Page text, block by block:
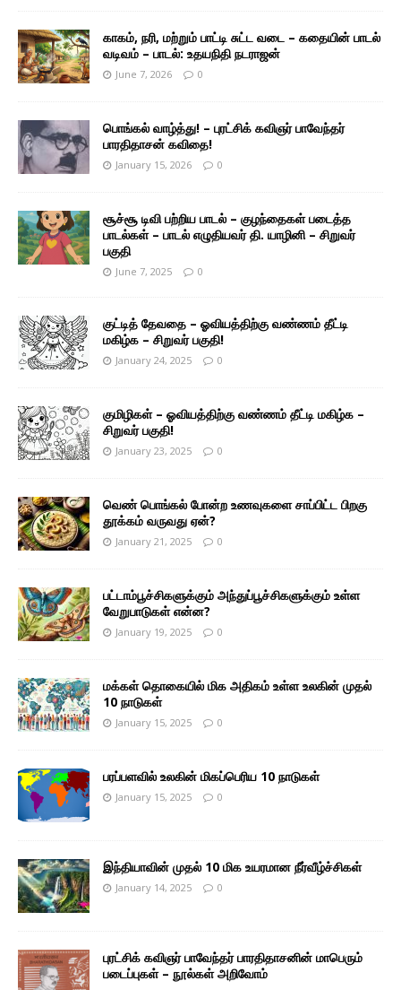
காகம், நரி, மற்றும் பாட்டி சுட்ட வடை – கதையின் பாடல்
வடிவம் – பாடல்: உதயநிதி நடராஜன்
June 7, 2026 0
பொங்கல் வாழ்த்து! – புரட்சிக் கவிஞர் பாவேந்தர்
பாரதிதாசன் கவிதை!
January 15, 2026 0
சூச்சூ டிவி பற்றிய பாடல் – குழந்தைகள் படைத்த
பாடல்கள் – பாடல் எழுதியவர் தி. யாழினி – சிறுவர்
பகுதி
June 7, 2025 0
குட்டித் தேவதை – ஓவியத்திற்கு வண்ணம் தீட்டி
மகிழ்க – சிறுவர் பகுதி!
January 24, 2025 0
குமிழிகள் – ஓவியத்திற்கு வண்ணம் தீட்டி மகிழ்க –
சிறுவர் பகுதி!
January 23, 2025 0
வெண் பொங்கல் போன்ற உணவுகளை சாப்பிட்ட பிறகு
தூக்கம் வருவது ஏன்?
January 21, 2025 0
பட்டாம்பூச்சிகளுக்கும் அந்துப்பூச்சிகளுக்கும் உள்ள
வேறுபாடுகள் என்ன?
January 19, 2025 0
மக்கள் தொகையில் மிக அதிகம் உள்ள உலகின் முதல்
10 நாடுகள்
January 15, 2025 0
பரப்பளவில் உலகின் மிகப்பெரிய 10 நாடுகள்
January 15, 2025 0
இந்தியாவின் முதல் 10 மிக உயரமான நீர்வீழ்ச்சிகள்
January 14, 2025 0
புரட்சிக் கவிஞர் பாவேந்தர் பாரதிதாசனின் மாபெரும்
படைப்புகள் – நூல்கள் அறிவோம்